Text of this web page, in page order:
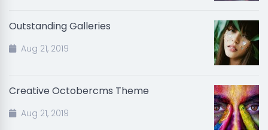
Outstanding Galleries
Aug 21, 2019
Creative Octobercms Theme
Aug 21, 2019